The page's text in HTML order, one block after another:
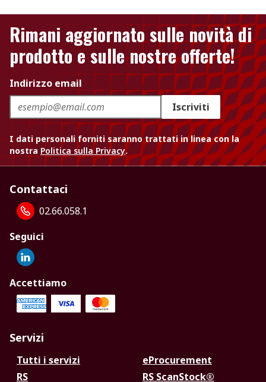
Rimani aggiornato sulle novità di
prodotto e sulle nostre offerte!
Indirizzo email
Iscriviti
I dati personali forniti saranno trattati in linea con la
nostra Politica sulla Privacy.
Contattaci
02.66.058.1
Seguici
Accettiamo
Servizi
Tutti i servizi
eProcurement
RS
RS ScanStock®